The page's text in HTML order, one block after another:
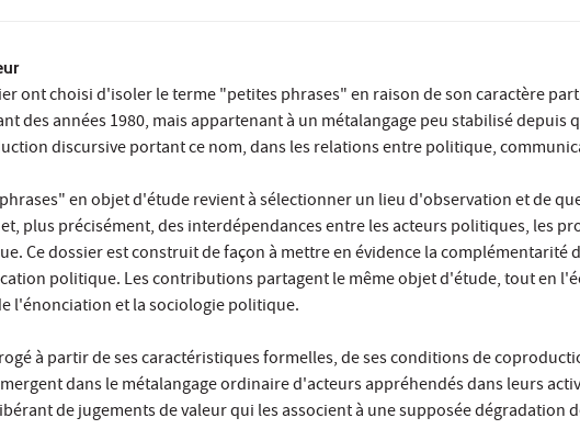
ont choisi d'isoler le terme "petites phrases" en raison de son caractère
des années 1980, mais appartenant à un métalangage peu stabilisé
discursive portant ce nom, dans les relations entre politique,
en objet d'étude revient à sélectionner un lieu d'observation et de
plus précisément, des interdépendances entre les acteurs politiques, les
Ce dossier est construit de façon à mettre en évidence la
politique. Les contributions partagent le même objet d'étude, tout en
l'énonciation et la sociologie politique.
à partir de ses caractéristiques formelles, de ses conditions de
dans le métalangage ordinaire d'acteurs appréhendés dans leurs
de jugements de valeur qui les associent à une supposée dégradation